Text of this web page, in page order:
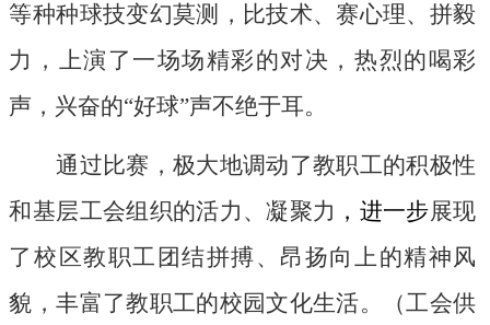
等种种球技变幻莫测，比技术、赛心理、拼毅
力，上演了一场场精彩的对决，热烈的喝彩
声，兴奋的“好球”声不绝于耳。
通过比赛，极大地调动了教职工的积极性
和基层工会组织的活力、凝聚力 ，进一步展现
了校区教职工团结拼搏、昂扬向上的精神风
貌，丰富了教职工的校园文化生活。（工会供